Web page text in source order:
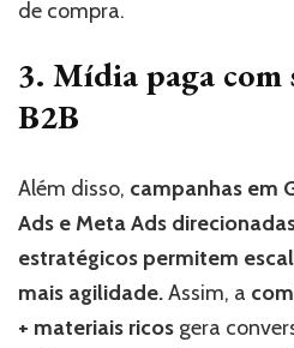
de compra.
3. Mídia paga com
B2B
Além disso, campanhas em
Ads e Meta Ads
estratégicos permitem
mais agilidade.Assim, a
+ materiais ricos gera